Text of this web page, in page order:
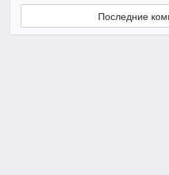
Последние